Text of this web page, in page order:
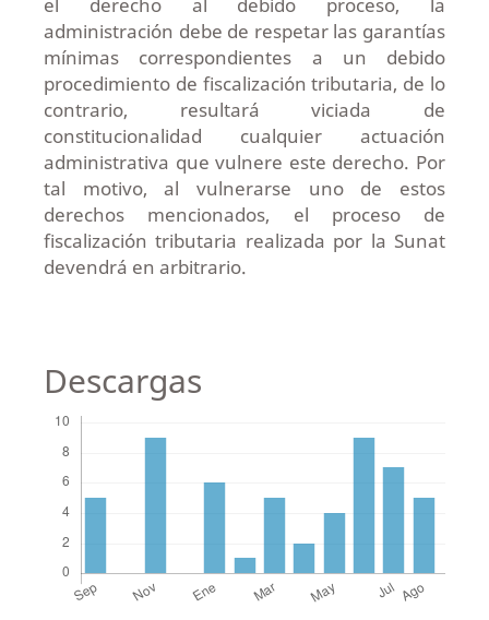
administración debe de respetar las garantías
mínimas correspondientes a un debido
procedimiento de fiscalización tributaria, de lo
contrario, resultará viciada de
constitucionalidad cualquier actuación
administrativa que vulnere este derecho. Por
tal motivo, al vulnerarse uno de estos
derechos mencionados, el proceso de
fiscalización tributaria realizada por la Sunat
devendrá en arbitrario.
Descargas